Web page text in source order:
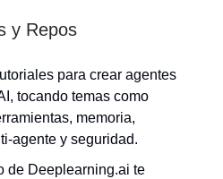
y Repos
para crear agentes
tocando temas como
memoria,
agente y seguridad.
de Deeplearning.ai te